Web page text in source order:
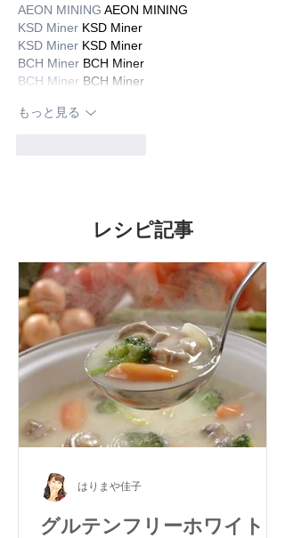
AEON MINING AEON MINING
KSD Miner KSD Miner
KSD Miner KSD Miner
BCH Miner BCH Miner
BCH Miner BCH Miner
もっと見る
レシピ記事
グルテンフリーホワイトシ
はりまや佳子